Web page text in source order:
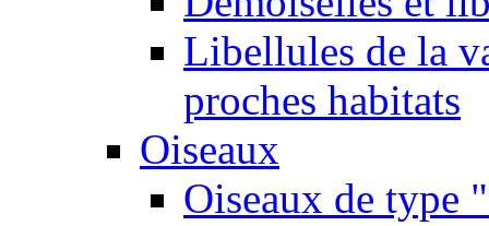
Libellules de la
proches habitats
Oiseaux
Oiseaux de type